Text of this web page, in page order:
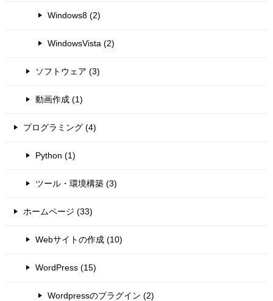
Windows8 (2)
WindowsVista (2)
ソフトウェア (3)
動画作成 (1)
プログラミング (4)
Python (1)
ツール・環境構築 (3)
ホームページ (33)
Webサイトの作成 (10)
WordPress (15)
Wordpressのプラグイン (2)